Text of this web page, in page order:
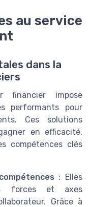
au service
dans la
financier impose
performants pour
Ces solutions
en efficacité,
compétences clés
: Elles
forces et axes
Grâce à